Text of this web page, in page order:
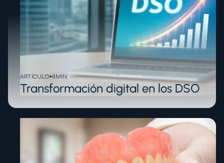
ARTÍCULO 4MIN
Transformación digital en los DSO